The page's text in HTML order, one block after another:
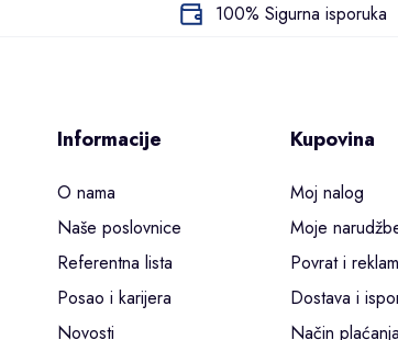
100% Sigurna isporuka
Informacije
O nama
Naše poslovnice
Referentna lista
Posao i karijera
Novosti
Kupovina
Moj nalog
Moje
Povrat i
Dostava i
Način plaćanja